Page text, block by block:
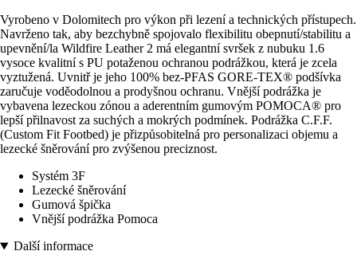
Vyrobeno v Dolomitech pro výkon při lezení a technických přístupech.
Navrženo tak, aby bezchybně spojovalo flexibilitu obepnutí/stabilitu a
upevnění/la Wildfire Leather 2 má elegantní svršek z nubuku 1.6
vysoce kvalitní s PU potaženou ochranou podrážkou, která je zcela
vyztužená. Uvnitř je jeho 100% bez-PFAS GORE-TEX® podšívka
zaručuje voděodolnou a prodyšnou ochranu. Vnější podrážka je
vybavena lezeckou zónou a aderentním gumovým POMOCA® pro
lepší přilnavost za suchých a mokrých podmínek. Podrážka C.F.F.
(Custom Fit Footbed) je přizpůsobitelná pro personalizaci objemu a
lezecké šněrování pro zvýšenou preciznost.
Systém 3F
Lezecké šněrování
Gumová špička
Vnější podrážka Pomoca
Další informace